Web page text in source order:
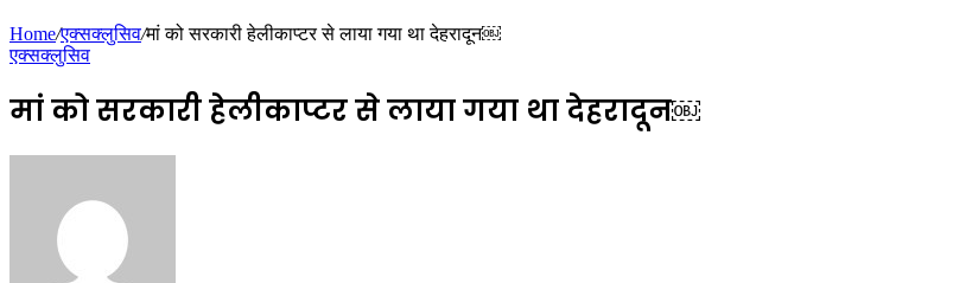
Home/एक्सक्लुसिव/मां को सरकारी हेलीकाप्टर से लाया गया था देहरादून￼
एक्सक्लुसिव
मां को सरकारी हेलीकाप्टर से लाया गया था देहरादून￼